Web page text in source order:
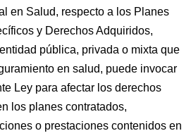
en Salud, respecto a los Planes
y Derechos Adquiridos,
pública, privada o mixta que
en salud, puede invocar
Ley para afectar los derechos
los planes contratados,
o prestaciones contenidos en